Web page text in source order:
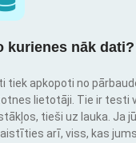
kurienes nāk dati?
tiek apkopoti no
lietotāji. Tie ir testi
tieši uz lauka. Ja
arī, viss, kas